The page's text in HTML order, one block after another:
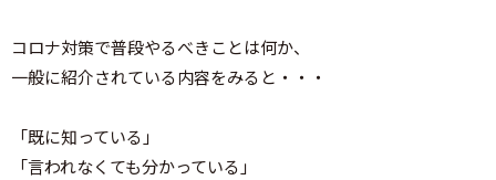
コロナ対策で普段やるべきことは何か、
一般に紹介されている内容をみると・・・
「既に知っている」
「言われなくても分かっている」